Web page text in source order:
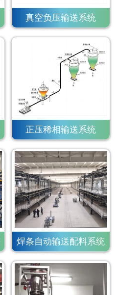
真空负压输送系统
正压稀相输送系统
焊条自动输送配料系统